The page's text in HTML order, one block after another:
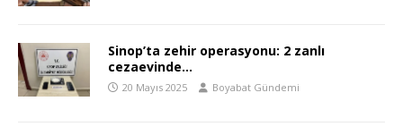
Sinop’ta zehir operasyonu: 2 zanlı
cezaevinde…
20 Mayıs 2025 Boyabat Gündemi